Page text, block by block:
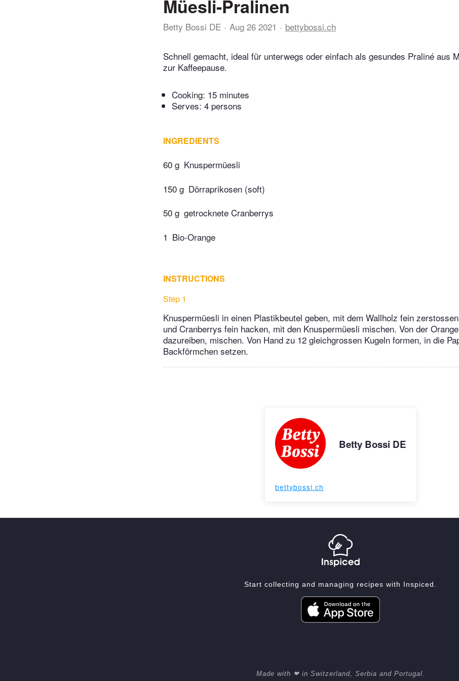
Müesli-Pralinen
Betty Bossi DE Aug 26 2021 bettybossi.ch
Schnell gemacht, ideal für unterwegs oder einfach als gesundes Praliné aus
zur Kaffeepause.
Cooking: 15 minutes
Serves: 4 persons
INGREDIENTS
60 g Knuspermüesli
150 g Dörraprikosen (soft)
50 g getrocknete Cranberrys
1 Bio-Orange
INSTRUCTIONS
Step 1
Knuspermüesli in einen Plastikbeutel geben, mit dem Wallholz fein
und Cranberrys fein hacken, mit den Knuspermüesli mischen. Von der
dazureiben, mischen. Von Hand zu 12 gleichgrossen Kugeln formen, in die
Backförmchen setzen.
Betty Bossi DE
bettybossi.ch
Start collecting and managing recipes with Inspiced.
Made with ❤ in Switzerland, Serbia and Portugal.